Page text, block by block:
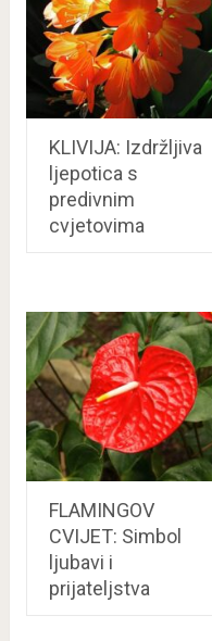
KLIVIJA: Izdržljiva
ljepotica s
predivnim
cvjetovima
FLAMINGOV
CVIJET: Simbol
ljubavi i
prijateljstva